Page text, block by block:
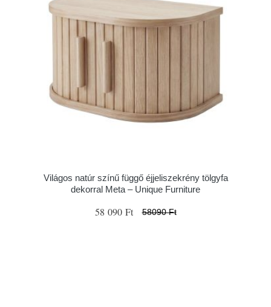
Világos natúr színű függő éjjeliszekrény tölgyfa
dekorral Meta – Unique Furniture
58 090 Ft 58090 Ft